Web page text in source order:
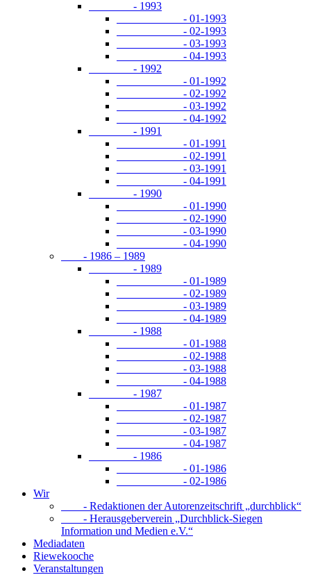
- 1993
- 01-1993
- 02-1993
- 03-1993
- 04-1993
- 1992
- 01-1992
- 02-1992
- 03-1992
- 04-1992
- 1991
- 01-1991
- 02-1991
- 03-1991
- 04-1991
- 1990
- 01-1990
- 02-1990
- 03-1990
- 04-1990
- 1986 – 1989
- 1989
- 01-1989
- 02-1989
- 03-1989
- 04-1989
- 1988
- 01-1988
- 02-1988
- 03-1988
- 04-1988
- 1987
- 01-1987
- 02-1987
- 03-1987
- 04-1987
- 1986
- 01-1986
- 02-1986
Wir
- Redaktionen der Autorenzeitschrift „durchblick“
- Herausgeberverein „Durchblick-Siegen
Information und Medien e.V.“
Mediadaten
Riewekooche
Veranstaltungen